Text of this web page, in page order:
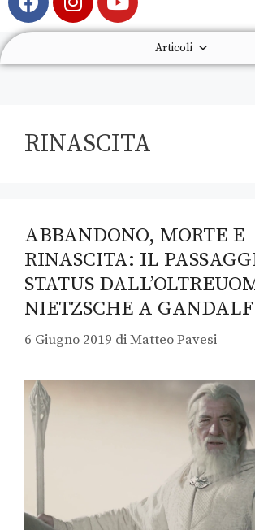
Articoli
RINASCITA
ABBANDONO, MORTE E
RINASCITA: IL
STATUS
NIETZSCHE A GANDALF
6 Giugno 2019 diMatteo Pavesi